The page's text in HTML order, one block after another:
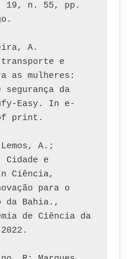
19, n. 55, pp.
A.
e
as mulheres:
da
Easy. In e-
of print.
A.;
Cidade e
Ciência,
para o
da Bahia.,
de Ciência da